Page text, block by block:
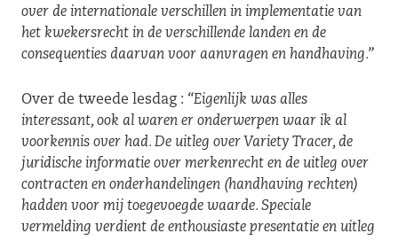
over de internationale verschillen in implementatie van
het kwekersrecht in de verschillende landen en de
consequenties daarvan voor aanvragen en handhaving.”
Over de tweede lesdag : “Eigenlijk was alles
interessant, ook al waren er onderwerpen waar ik al
voorkennis over had. De uitleg over Variety Tracer, de
juridische informatie over merkenrecht en de uitleg over
contracten en onderhandelingen (handhaving rechten)
hadden voor mij toegevoegde waarde. Speciale
vermelding verdient de enthousiaste presentatie en uitleg